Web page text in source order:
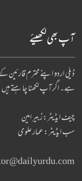
آپ بھی لکھیئے
ڈیلی اردو اپنے محترم قارئین
ہے۔ اگر آپ لکھنا چا ہتے ہیں
چیف ایڈیٹر: زبیر امین
سب ایڈیٹر: عمار علوی